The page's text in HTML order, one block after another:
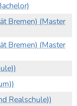
Bremen) (Master
Bremen) (Master
Realschule))